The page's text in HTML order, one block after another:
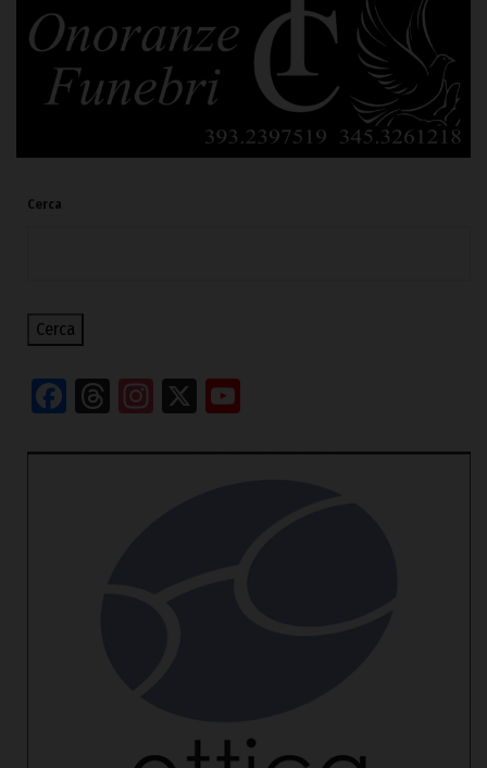
Cerca
Cerca
Facebook
Threads
Instagram
X